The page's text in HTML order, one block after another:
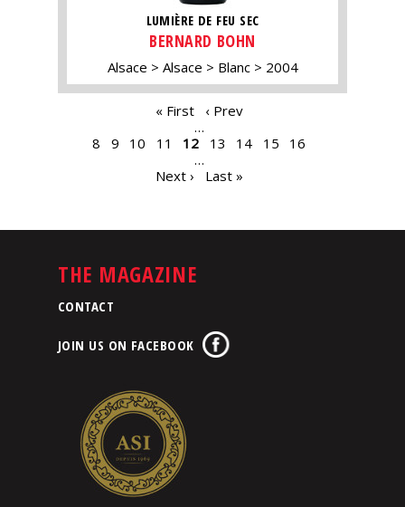
LUMIÈRE DE FEU SEC
BERNARD BOHN
Alsace Alsace Blanc 2004
« First
‹ Prev
…
8
9 10 11 12 13 14 15
16
…
Next ›
Last »
THE MAGAZINE
CONTACT
JOIN US ON FACEBOOK